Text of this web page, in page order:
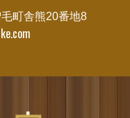
町舎熊20番地8